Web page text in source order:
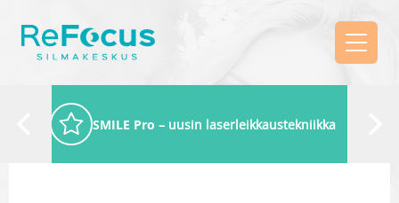
SMILE Pro – uusin laserleikkaustekniikka